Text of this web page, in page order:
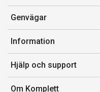
Genvägar
Konto
Orderhistorik
Presentkort
Komplett Club
Information
Försäljningsvillkor
Medlemsvillkor for
Hjälp och support
Kontakta oss
Om Komplett